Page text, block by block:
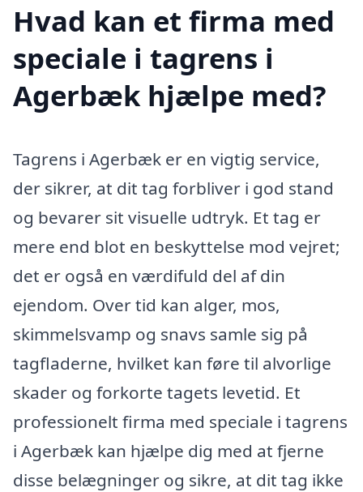
Hvad kan et firma med
speciale i tagrens i
Agerbæk hjælpe med?
Tagrens i Agerbæk er en vigtig service,
der sikrer, at dit tag forbliver i god stand
og bevarer sit visuelle udtryk. Et tag er
mere end blot en beskyttelse mod vejret;
det er også en værdifuld del af din
ejendom. Over tid kan alger, mos,
skimmelsvamp og snavs samle sig på
tagfladerne, hvilket kan føre til alvorlige
skader og forkorte tagets levetid. Et
professionelt firma med speciale i tagrens
i Agerbæk kan hjælpe dig med at fjerne
disse belægninger og sikre, at dit tag ikke